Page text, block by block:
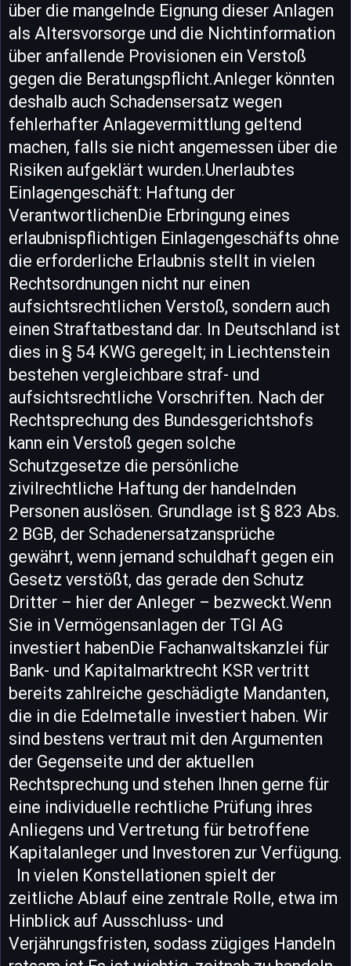
über die mangelnde Eignung dieser Anlagen
als Altersvorsorge und die Nichtinformation
über anfallende Provisionen ein Verstoß
gegen die Beratungspflicht.Anleger könnten
deshalb auch Schadensersatz wegen
fehlerhafter Anlagevermittlung geltend
machen, falls sie nicht angemessen über die
Risiken aufgeklärt wurden.Unerlaubtes
Einlagengeschäft: Haftung der
VerantwortlichenDie Erbringung eines
erlaubnispflichtigen Einlagengeschäfts ohne
die erforderliche Erlaubnis stellt in vielen
Rechtsordnungen nicht nur einen
aufsichtsrechtlichen Verstoß, sondern auch
einen Straftatbestand dar. In Deutschland ist
dies in § 54 KWG geregelt; in Liechtenstein
bestehen vergleichbare straf- und
aufsichtsrechtliche Vorschriften. Nach der
Rechtsprechung des Bundesgerichtshofs
kann ein Verstoß gegen solche
Schutzgesetze die persönliche
zivilrechtliche Haftung der handelnden
Personen auslösen. Grundlage ist § 823 Abs.
2 BGB, der Schadenersatzansprüche
gewährt, wenn jemand schuldhaft gegen ein
Gesetz verstößt, das gerade den Schutz
Dritter – hier der Anleger – bezweckt.Wenn
Sie in Vermögensanlagen der TGI AG
investiert habenDie Fachanwaltskanzlei für
Bank- und Kapitalmarktrecht KSR vertritt
bereits zahlreiche geschädigte Mandanten,
die in die Edelmetalle investiert haben. Wir
sind bestens vertraut mit den Argumenten
der Gegenseite und der aktuellen
Rechtsprechung und stehen Ihnen gerne für
eine individuelle rechtliche Prüfung ihres
Anliegens und Vertretung für betroffene
Kapitalanleger und Investoren zur Verfügung.
In vielen Konstellationen spielt der
zeitliche Ablauf eine zentrale Rolle, etwa im
Hinblick auf Ausschluss- und
Verjährungsfristen, sodass zügiges Handeln